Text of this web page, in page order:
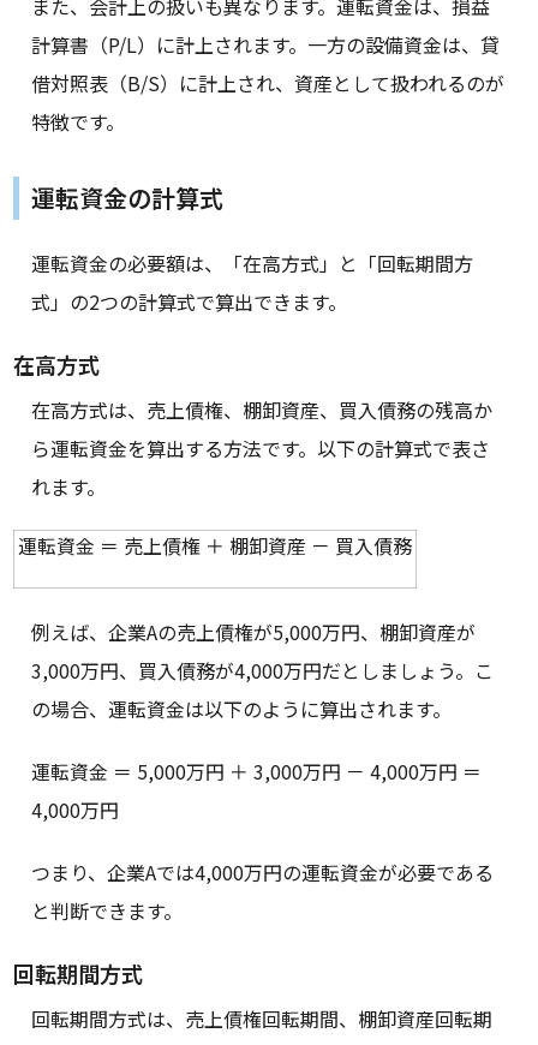
また、会計上の扱いも異なります。運転資金は、損益
計算書（P/L）に計上されます。一方の設備資金は、貸
借対照表（B/S）に計上され、資産として扱われるのが
特徴です。
運転資金の計算式
運転資金の必要額は、「在高方式」と「回転期間方
式」の2つの計算式で算出できます。
在高方式
在高方式は、売上債権、棚卸資産、買入債務の残高か
ら運転資金を算出する方法です。以下の計算式で表さ
れます。
運転資金 ＝ 売上債権 ＋ 棚卸資産 － 買入債務
例えば、企業Aの売上債権が5,000万円、棚卸資産が
3,000万円、買入債務が4,000万円だとしましょう。こ
の場合、運転資金は以下のように算出されます。
運転資金 ＝ 5,000万円 ＋ 3,000万円 － 4,000万円 ＝
4,000万円
つまり、企業Aでは4,000万円の運転資金が必要である
と判断できます。
回転期間方式
回転期間方式は、売上債権回転期間、棚卸資産回転期